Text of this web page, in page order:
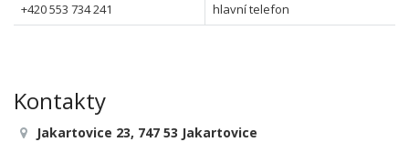
+420 553 734 241 hlavní telefon
Kontakty
Jakartovice 23, 747 53 Jakartovice